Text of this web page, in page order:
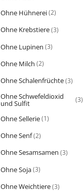
Ohne Hühnerei(2)
Ohne Krebstiere(3)
Ohne Lupinen (3)
Ohne Milch (2)
Ohne Schalenfrüchte(3)
Ohne Schwefeldioxid
und Sulfit (3)
Ohne Sellerie(1)
Ohne Senf(2)
Ohne Sesamsamen (3)
Ohne Soja(3)
Ohne Weichtiere(3)